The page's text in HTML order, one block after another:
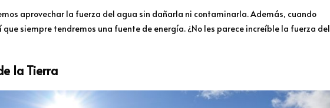
aprovechar la fuerza del agua sin dañarla ni contaminarla. Además, cuando
siempre tendremos una fuente de energía. ¿No les parece increíble la fuerza del
la Tierra